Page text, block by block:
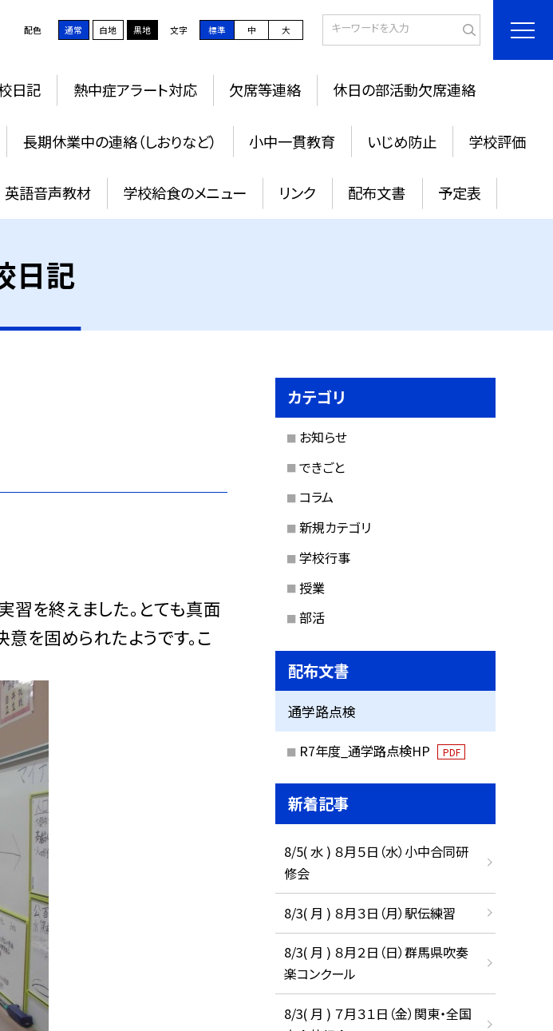
配色 通常 白地 黒地 文字 標準 中 大
日記 熱中症アラート対応 欠席等連絡 休日の部活動欠席連絡
長期休業中の連絡（しおりなど） 小中一貫教育 いじめ防止 学校評価
英語音声教材 学校給食のメニュー リンク 配布文書 予定表
日記
を終えました。とても真面
を固められたようです。こ
カテゴリ
お知らせ
できごと
コラム
新規カテゴリ
学校行事
授業
部活
配布文書
通学路点検
R7年度_通学路点検HP PDF
新着記事
8/5( 水 ) ８月５日（水）小中合同研
修会
8/3( 月 ) ８月３日（月）駅伝練習
8/3( 月 ) ８月２日（日）群馬県吹奏
楽コンクール
8/3( 月 ) ７月３１日（金）関東・全国